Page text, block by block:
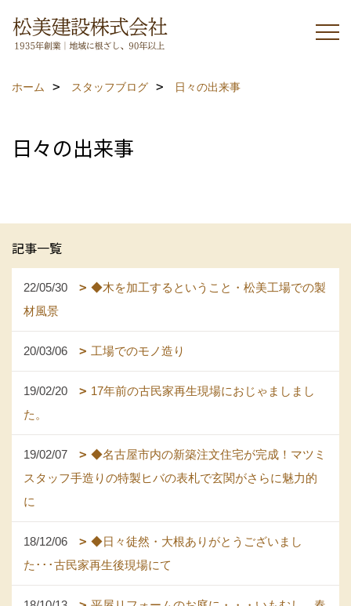
ホーム スタッフブログ 日々の出来事
日々の出来事
記事一覧
22/05/30
◆木を加工するということ・松美工場での製
材風景
20/03/06 工場でのモノ造り
19/02/20
17年前の古民家再生現場におじゃましまし
た。
19/02/07
◆名古屋市内の新築注文住宅が完成！マツミ
スタッフ手造りの特製ヒバの表札で玄関がさらに魅力的
に
18/12/06
◆日々徒然・大根ありがとうございまし
た･･･古民家再生後現場にて